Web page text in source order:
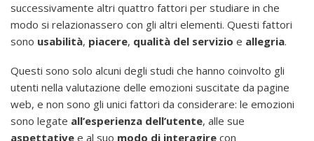
successivamente altri quattro fattori per studiare in che
modo si relazionassero con gli altri elementi. Questi fattori
sono usabilità, piacere, qualità del servizio e allegria.
Questi sono solo alcuni degli studi che hanno coinvolto gli
utenti nella valutazione delle emozioni suscitate da pagine
web, e non sono gli unici fattori da considerare: le emozioni
sono legate all’esperienza dell’utente, alle sue
aspettative e al suo modo di interagire con